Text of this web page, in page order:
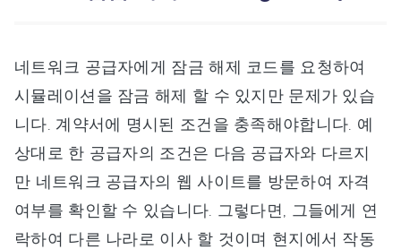
네트워크 공급자에게 잠금 해제 코드를 요청하여
시뮬레이션을 잠금 해제 할 수 있지만 문제가 있습
니다. 계약서에 명시된 조건을 충족해야합니다. 예
상대로 한 공급자의 조건은 다음 공급자와 다르지
만 네트워크 공급자의 웹 사이트를 방문하여 자격
여부를 확인할 수 있습니다. 그렇다면, 그들에게 연
락하여 다른 나라로 이사 할 것이며 현지에서 작동